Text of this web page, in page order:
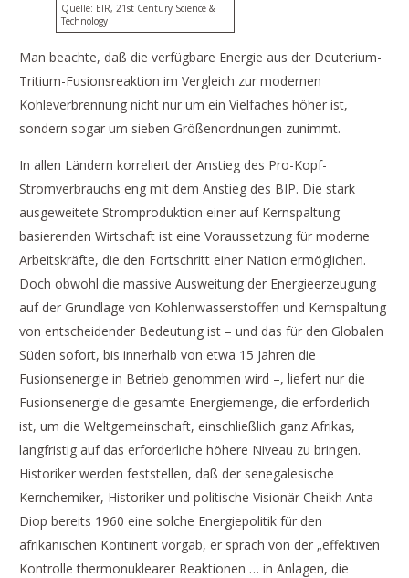
Quelle: EIR, 21st Century Science &
Technology
Man beachte, daß die verfügbare Energie aus der Deuterium-
Tritium-Fusionsreaktion im Vergleich zur modernen
Kohleverbrennung nicht nur um ein Vielfaches höher ist,
sondern sogar um sieben Größenordnungen zunimmt.
In allen Ländern korreliert der Anstieg des Pro-Kopf-
Stromverbrauchs eng mit dem Anstieg des BIP. Die stark
ausgeweitete Stromproduktion einer auf Kernspaltung
basierenden Wirtschaft ist eine Voraussetzung für moderne
Arbeitskräfte, die den Fortschritt einer Nation ermöglichen.
Doch obwohl die massive Ausweitung der Energieerzeugung
auf der Grundlage von Kohlenwasserstoffen und Kernspaltung
von entscheidender Bedeutung ist – und das für den Globalen
Süden sofort, bis innerhalb von etwa 15 Jahren die
Fusionsenergie in Betrieb genommen wird –, liefert nur die
Fusionsenergie die gesamte Energiemenge, die erforderlich
ist, um die Weltgemeinschaft, einschließlich ganz Afrikas,
langfristig auf das erforderliche höhere Niveau zu bringen.
Historiker werden feststellen, daß der senegalesische
Kernchemiker, Historiker und politische Visionär Cheikh Anta
Diop bereits 1960 eine solche Energiepolitik für den
afrikanischen Kontinent vorgab, er sprach von der „effektiven
Kontrolle thermonuklearer Reaktionen … in Anlagen, die